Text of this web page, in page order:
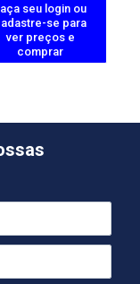
seu login ou
se para
ver preços e
comprar